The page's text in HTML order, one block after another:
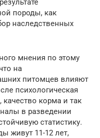
породы, как
наследственных
мнения по этому
на
питомцев влияют
психологическая
корма и так
в разведении
статистику.
живут 11-12 лет,